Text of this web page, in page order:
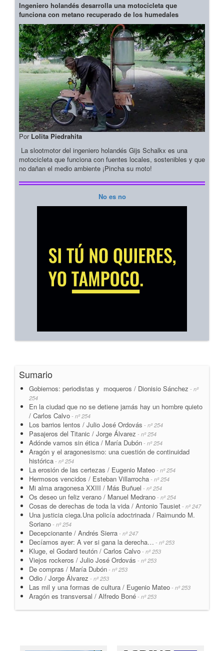
Ingeniero holandés desarrolla una motocicleta que
funciona con metano recuperado de los humedales
Por Lolita Piedrahita
La slootmotor del ingeniero holandés Gijs Schalkx es una
motocicleta que funciona con fuentes locales, sostenibles y que
no dañan el medio ambiente ¡Pincha su moto!
No es no
Sumario
Gobiernos: periodistas y moqueros / Dionisio Sánchez - nº
254
En la ciudad que no se detiene jamás hay un hombre quieto
/ Carlos Calvo - nº 254
Los barrios lentos / Julio José Ordovás - nº 254
Pasajeros del Titanic / Jorge Álvarez - nº 254
Adónde vamos sin ética / María Dubón - nº 254
Aragón y el aragonesismo: una cuestión de continuidad
histórica - nº 254
La erosión de las certezas / Eugenio Mateo - nº 254
Hermosos vencidos / Esteban Villarrocha - nº 254
Mi alma aragonesa XXIII / Más Buñuel - nº 254
Os deseo un feliz verano / Manuel Medrano - nº 254
Cosas de derechas de toda la vida / Antonio Tausiet - nº 247
Una justicia ciega.Una policía adoctrinada / Raimundo M.
Soriano - nº 254
Decepcionante / Andrés Sierra - nº 247
Decíamos ayer: A ver si gana la derecha… - nº 253
Kluge, el Godard teutón / Carlos Calvo - nº 253
Viejos rockeros / Julio José Ordovás - nº 253
De compras / María Dubón - nº 253
Odio / Jorge Álvarez - nº 253
Las mil y una formas de cultura / Eugenio Mateo - nº 253
Aragón es transversal / Alfredo Boné - nº 253